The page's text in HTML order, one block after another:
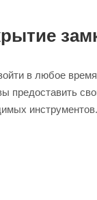
в любое
предоставить